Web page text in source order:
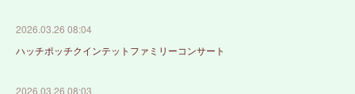
2026.03.26 08:04
ハッチポッチクインテットファミリーコンサート
2026.03.26 08:03